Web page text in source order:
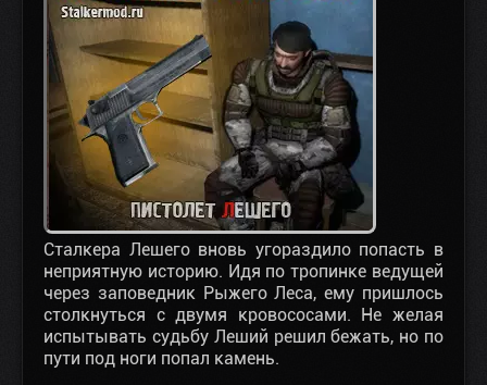
Сталкера Лешего вновь угораздило попасть в
неприятную историю. Идя по тропинке ведущей
через заповедник Рыжего Леса, ему пришлось
столкнуться с двумя кровососами. Не желая
испытывать судьбу Леший решил бежать, но по
пути под ноги попал камень.